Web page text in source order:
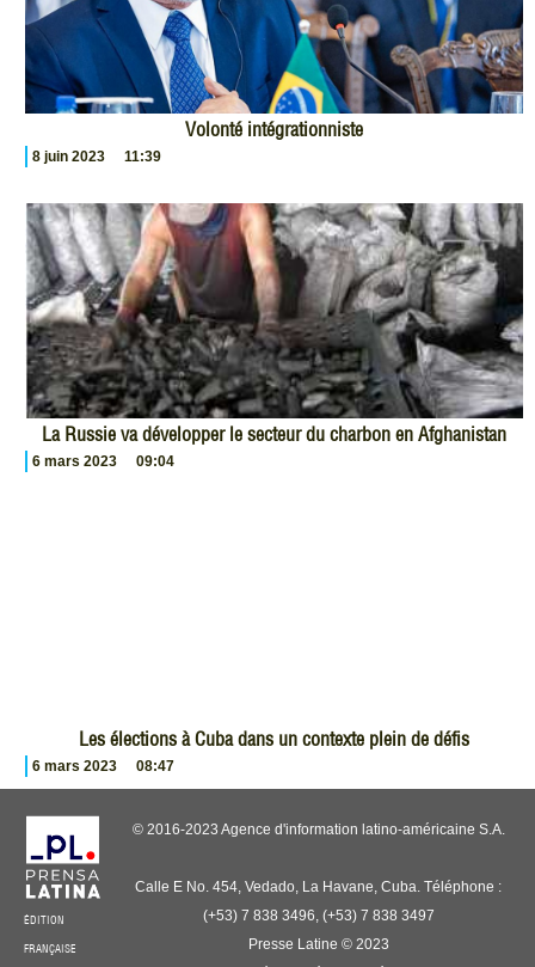
Volonté intégrationniste
8 juin 2023 11:39
La Russie va développer le secteur du charbon en Afghanistan
6 mars 2023 09:04
Les élections à Cuba dans un contexte plein de défis
6 mars 2023 08:47
ÉDITION
FRANÇAISE
© 2016-2023 Agence d'information latino-américaine S.A.
Calle E No. 454, Vedado, La Havane, Cuba. Téléphone :
(+53) 7 838 3496, (+53) 7 838 3497
Presse Latine © 2023